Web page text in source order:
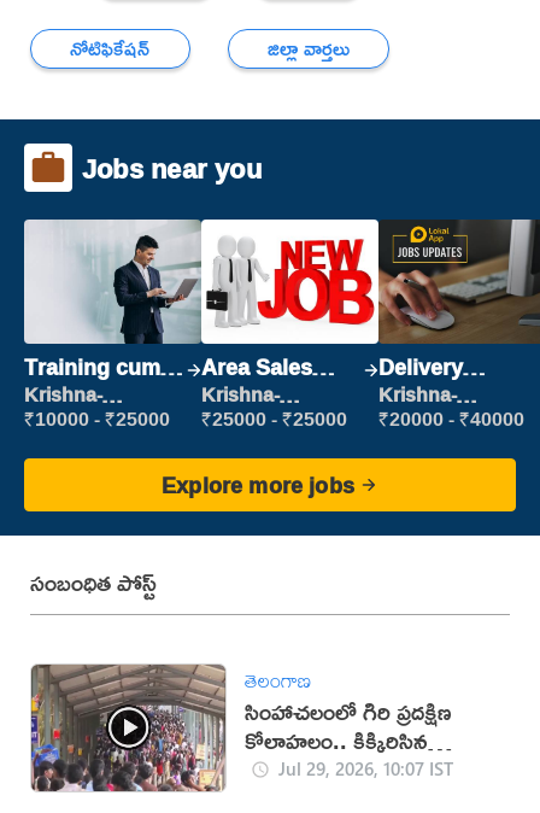
నోటిఫికేషన్
జిల్లా వార్తలు
Jobs near you
Training cum
Placement
Krishna-
vijayawada
₹10000 - ₹25000
Area Sales
Manager (Field
Sales)
Krishna-
vijayawada
₹25000 - ₹25000
Delivery
Executive
Krishna-
vijayawada
₹20000 - ₹40000
Explore more jobs
సంబంధిత పోస్ట్
తెలంగాణ
సింహాచలంలో గిరి ప్రదక్షిణ
కోలాహలం.. కిక్కిరిసిన
గిరిమార్గం.
Jul 29, 2026, 10:07 IST